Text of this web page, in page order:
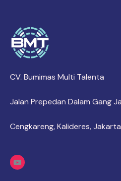
CV. Bumimas Multi Talenta
Jalan Prepedan Dalam Gang
Cengkareng, Kalideres,